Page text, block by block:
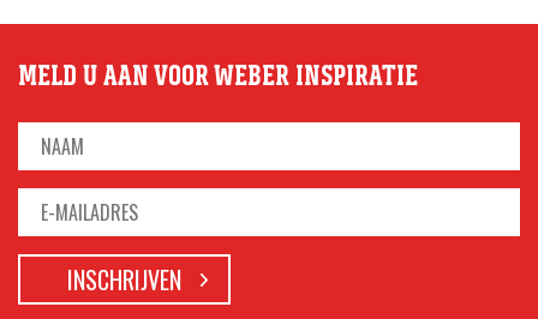
MELD U AAN VOOR WEBER INSPIRATIE